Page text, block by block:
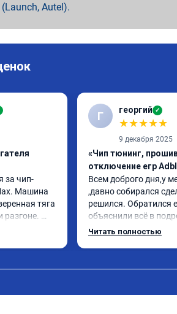
Autel).
за чип-
Машина
тяга
немного
Г георгий ✓
★★★★★
9 декабря 2025
«Чип тюнинг,
отключение егр
Всем доброго дня,у
,давно собирался
решился. Обратился
объяснили всё в
сумму записали.
Читать полностью